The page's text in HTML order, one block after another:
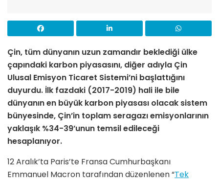
Çin, tüm dünyanın uzun zamandır beklediği ülke
çapındaki karbon piyasasını, diğer adıyla Çin
Ulusal Emisyon Ticaret Sistemi’ni başlattığını
duyurdu. İlk fazdaki (2017-2019) hali ile bile
dünyanın en büyük karbon piyasası olacak sistem
bünyesinde, Çin’in toplam seragazı emisyonlarının
yaklaşık %34-39’unun temsil edileceği
hesaplanıyor.
12 Aralık’ta Paris’te Fransa Cumhurbaşkanı
Emmanuel Macron tarafından düzenlenen “Tek